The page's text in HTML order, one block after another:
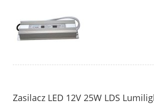
Zasilacz LED 12V 25W LDS